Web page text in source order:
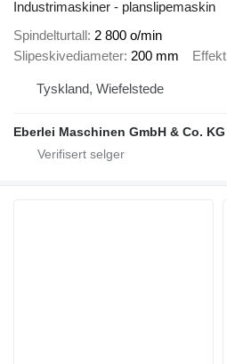
Industrimaskiner - planslipemaskin
Spindelturtall 2 800 o/min
Slipeskivediameter 200 mm Effekt
Tyskland, Wiefelstede
Eberlei Maschinen GmbH & Co. KG